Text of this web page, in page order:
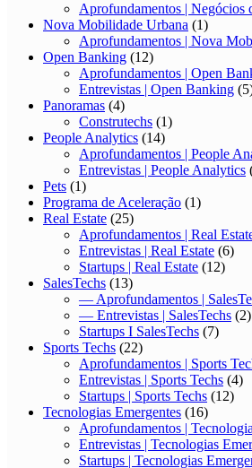
Aprofundamentos | Negócios
Nova Mobilidade Urbana (1)
Aprofundamentos | Nova
Open Banking (12)
Aprofundamentos | Open
Entrevistas | Open Banking
Panoramas (4)
Construtechs (1)
People Analytics (14)
Aprofundamentos | People
Entrevistas | People Analytics
Pets (1)
Programa de Aceleração (1)
Real Estate (25)
Aprofundamentos | Real
Entrevistas | Real Estate (6)
Startups | Real Estate (12)
SalesTechs (13)
— Aprofundamentos |
— Entrevistas | SalesTechs (2)
Startups I SalesTechs (7)
Sports Techs (22)
Aprofundamentos | Sports
Entrevistas | Sports Techs (4)
Startups | Sports Techs (12)
Tecnologias Emergentes (16)
Aprofundamentos |
Entrevistas | Tecnologias
Startups | Tecnologias